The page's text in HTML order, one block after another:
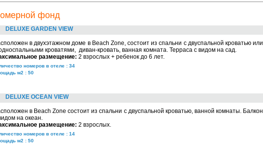
фонд
DELUXE GARDEN VIEW
в двухэтажном доме в Beach Zone, состоит из спальни с двуспальной кроватью или
кроватями, диван-кровать, ванная комната. Терраса с видом на сад.
размещение: 2 взрослых + ребенок до 6 лет.
номеров в отеле : 34
м2 : 50
DELUXE OCEAN VIEW
в Beach Zone состоит из спальни с двуспальной кроватью, ванной комнаты. Балкон
на океан.
размещение: 2 взрослых.
номеров в отеле : 14
м2 : 50